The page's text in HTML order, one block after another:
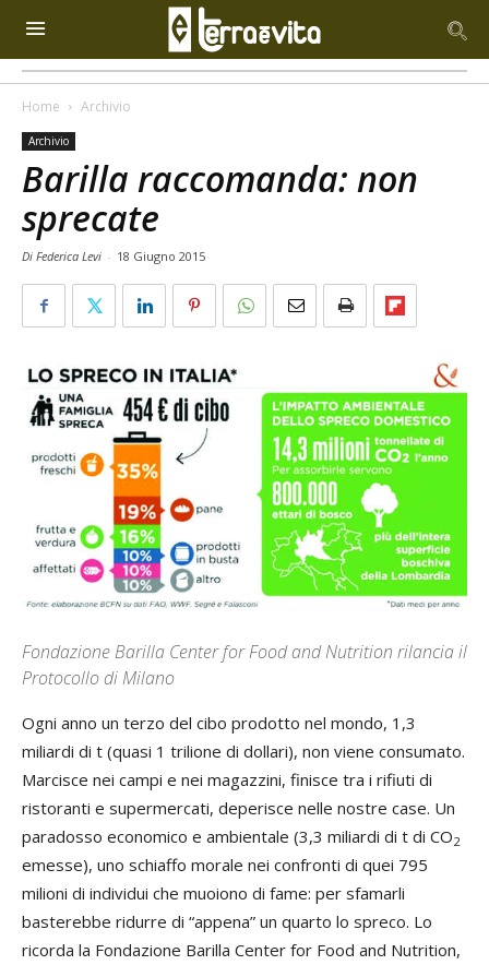
Home Archivio
Archivio
Barilla raccomanda: non
sprecate
Di Federica Levi - 18 Giugno 2015
Fondazione Barilla Center for Food and Nutrition rilancia il
Protocollo di Milano
Ogni anno un terzo del cibo prodotto nel mondo, 1,3
miliardi di t (quasi 1 trilione di dollari), non viene consumato.
Marcisce nei campi e nei magazzini, finisce tra i rifiuti di
ristoranti e supermercati, deperisce nelle nostre case. Un
paradosso economico e ambientale (3,3 miliardi di t di CO2
emesse), uno schiaffo morale nei confronti di quei 795
milioni di individui che muoiono di fame: per sfamarli
basterebbe ridurre di “appena” un quarto lo spreco. Lo
ricorda la Fondazione Barilla Center for Food and Nutrition,